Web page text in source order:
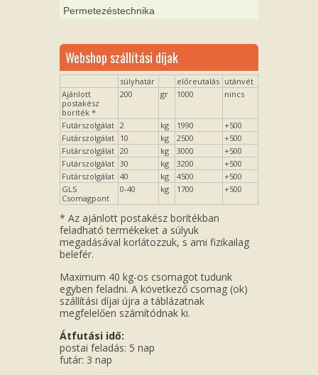
Permetezéstechnika
Webshop szállítási díjak
súlyhatár előreutalás utánvét
Ajánlott
postakész
boríték *
200 gr 1000 nincs
Futárszolgálat 2 kg 1990
+500
Futárszolgálat 10 kg 2500
+500
Futárszolgálat 20 kg 3000
+500
Futárszolgálat 30 kg 3200
+500
Futárszolgálat 40 kg 4500
+500
GLS
Csomagpont
0-40 kg 1700 +500
* Az ajánlott postakész borítékban
feladható termékeket a súlyuk
megadásával korlátozzuk, s ami fizikailag
belefér.
Maximum 40 kg-os csomagot tudunk
egyben feladni. A következő csomag (ok)
szállítási díjai újra a táblázatnak
megfelelően számítódnak ki.
Átfutási idő:
postai feladás: 5 nap
futár: 3 nap